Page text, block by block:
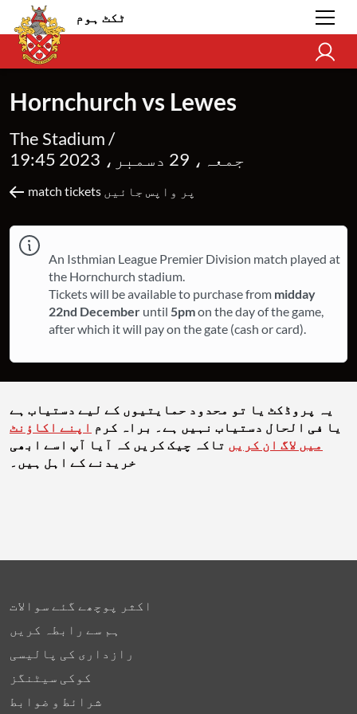
ٹکٹ ہوم
Hornchurch vs Lewes
The Stadium /
جمعہ، 29 دسمبر، 2023 19:45
match tickets پر واپس جائیں
An Isthmian League Premier Division match played at
the Hornchurch stadium.
Tickets will be available to purchase from midday
22nd December until 5pmon the day of the game,
after which it will pay on the gate (cash or card).
یہ پروڈکٹ یا تو محدود حمایتیوں کے لیے دستیاب ہے
یا فی الحال دستیاب نہیں ہے۔ براہ کرم اپنے اکاؤنٹ
میں لاگ ان کریں تاکہ چیک کریں کہ آیا آپ اسے ابھی
خریدنے کے اہل ہیں۔
اکثر پوچھے گئے سوالات
ہم سے رابطہ کریں
رازداری کی پالیسی
کوکی سیٹنگز
شرائط و ضوابط